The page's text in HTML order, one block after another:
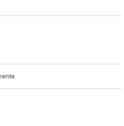
08056040960
Enrico Forlanini 21 -